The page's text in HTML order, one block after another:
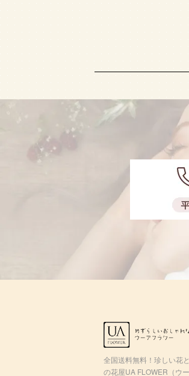
全国送料無料！珍しい花
の花屋UA FLOWER（ウー